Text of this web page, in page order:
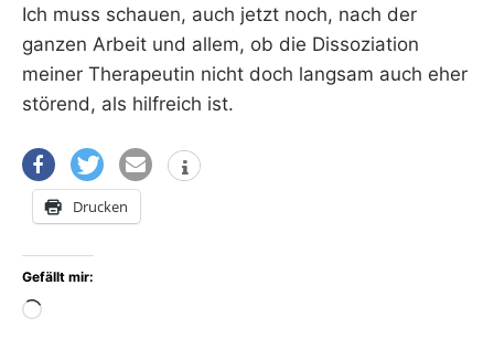
Ich muss schauen, auch jetzt noch, nach der
ganzen Arbeit und allem, ob die Dissoziation
meiner Therapeutin nicht doch langsam auch eher
störend, als hilfreich ist.
Drucken
Gefällt mir:
Wird